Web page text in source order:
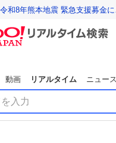
令和8年熊本地震 緊急支援募金
動画 リアルタイム ニュース